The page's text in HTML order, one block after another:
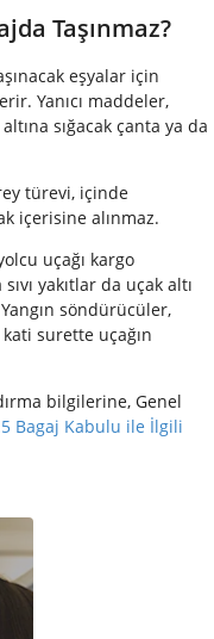
Taşınmaz?
eşyalar için
Yanıcı maddeler,
sığacak çanta ya da
türevi, içinde
içerisine alınmaz.
uçağı kargo
yakıtlar da uçak altı
söndürücüler,
surette uçağın
bilgilerine, Genel
Bagaj Kabulu ile İlgili